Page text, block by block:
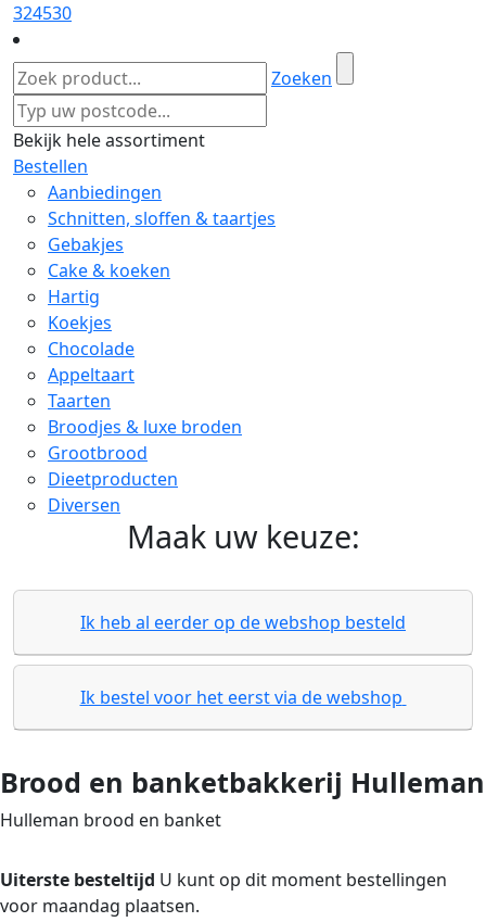
324530
Zoeken
Bekijk hele assortiment
Bestellen
Aanbiedingen
Schnitten, sloffen & taartjes
Gebakjes
Cake & koeken
Hartig
Koekjes
Chocolade
Appeltaart
Taarten
Broodjes & luxe broden
Grootbrood
Dieetproducten
Diversen
Maak uw keuze:
Ik heb al eerder op de webshop besteld
Ik bestel voor het eerst via de webshop
Brood en banketbakkerij Hulleman
Hulleman brood en banket
Uiterste besteltijd U kunt op dit moment bestellingen
voor maandag plaatsen.